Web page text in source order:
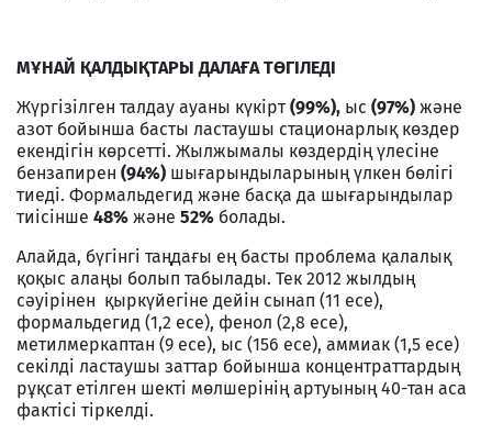
МҰНАЙ ҚАЛДЫҚТАРЫ ДАЛАҒА ТӨГІЛЕДІ
Жүргізілген талдау ауаны күкірт(99%), ыс (97%) және
азот бойынша басты ластаушы стационарлық көздер
екендігін көрсетті. Жылжымалы көздердің үлесіне
бензапирен (94%) шығарындыларының үлкен бөлігі
тиеді. Формальдегид және басқа да шығарындылар
тиісінше 48% және 52% болады.
Алайда, бүгінгі таңдағы ең басты проблема қалалық
қоқыс алаңы болып табылады. Тек 2012 жылдың
сәуірінен қыркүйегіне дейін сынап (11 есе),
формальдегид (1,2 есе), фенол (2,8 есе),
метилмеркаптан (9 есе), ыс (156 есе), аммиак (1,5 есе)
секілді ластаушы заттар бойынша концентраттардың
рұқсат етілген шекті мөлшерінің артуының 40-тан аса
фактісі тіркелді.